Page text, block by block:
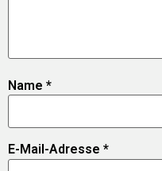
Name *
E-Mail-Adresse *